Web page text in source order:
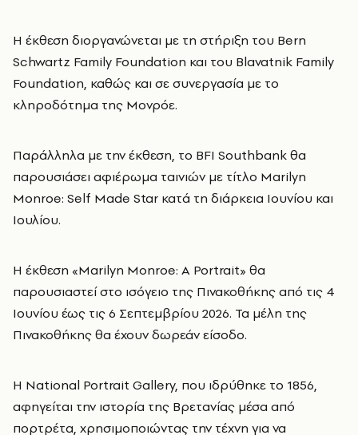
Η έκθεση διοργανώνεται με τη στήριξη του Bern
Schwartz Family Foundation και του Blavatnik Family
Foundation, καθώς και σε συνεργασία με το
κληροδότημα της Μονρόε.
Παράλληλα με την έκθεση, το BFI Southbank θα
παρουσιάσει αφιέρωμα ταινιών με τίτλο Marilyn
Monroe: Self Made Star κατά τη διάρκεια Ιουνίου και
Ιουλίου.
Η έκθεση «Marilyn Monroe: A Portrait» θα
παρουσιαστεί στο ισόγειο της Πινακοθήκης από τις 4
Ιουνίου έως τις 6 Σεπτεμβρίου 2026. Τα μέλη της
Πινακοθήκης θα έχουν δωρεάν είσοδο.
Η National Portrait Gallery, που ιδρύθηκε το 1856,
αφηγείται την ιστορία της Βρετανίας μέσα από
πορτρέτα, χρησιμοποιώντας την τέχνη για να